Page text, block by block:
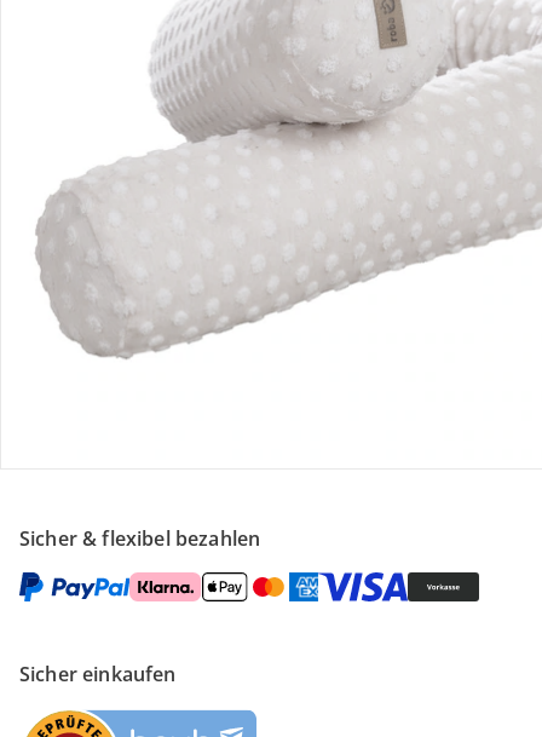
Retoure & Reklamation
Gutscheine & Aktionen
Kontakt & Service
Filialen & Beratung
Sicher & flexibel bezahlen
Sicher einkaufen